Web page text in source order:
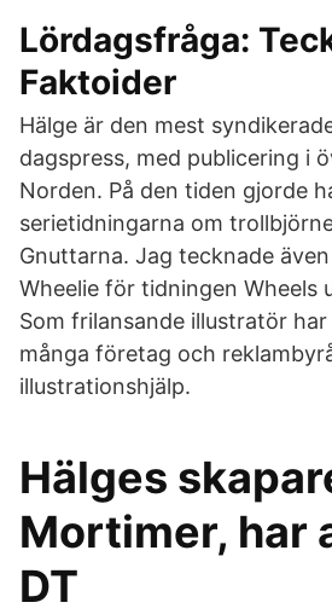
Lördagsfråga:
Faktoider
Hälge är den mest
dagspress, med publicering i
Norden. På den tiden gjorde
serietidningarna om
Gnuttarna. Jag tecknade
Wheelie för tidningen Wheels
Som frilansande illustratör
många företag och
illustrationshjälp.
Hälges
Mortimer, har
DT